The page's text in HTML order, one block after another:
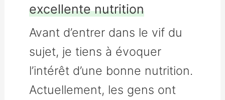
excellente nutrition
Avant d’entrer dans le vif du
sujet, je tiens à évoquer
l’intérêt d’une bonne nutrition.
Actuellement, les gens ont